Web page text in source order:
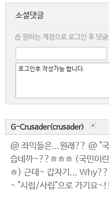
소셜댓글
원하는 계정으로 로그인 후 댓
G-Crusader(crusader)
@ 좌익들은...원래?? @ "
습네까~??ㅎㅎㅎ (국민이
ㅎ) 근데~ 갑자기...
~ "시립/사립"으로 가기요